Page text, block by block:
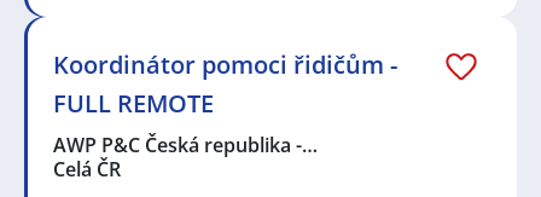
Koordinátor pomoci řidičům -
FULL REMOTE
AWP P&C Česká republika -…
Celá ČR